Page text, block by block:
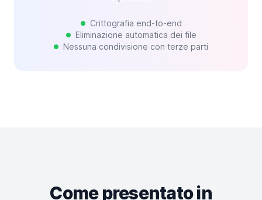
Crittografia end-to-end
Eliminazione automatica dei file
Nessuna condivisione con terze parti
Come presentato in